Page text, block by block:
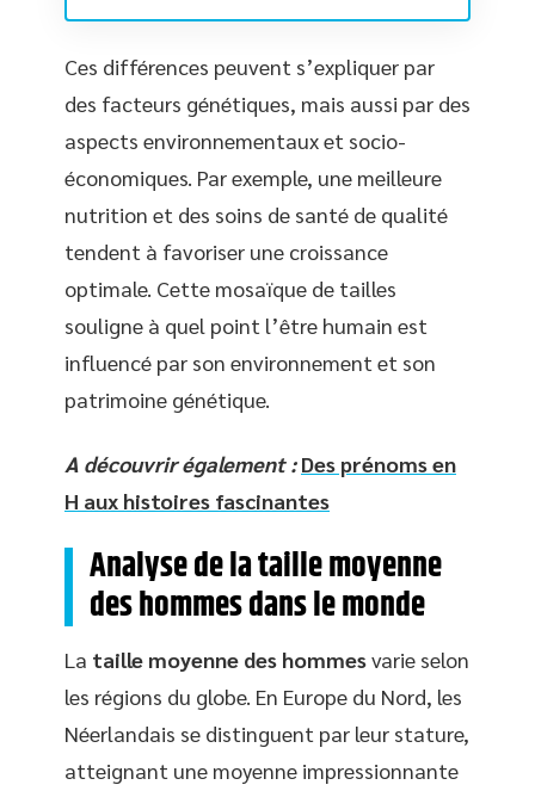
Ces différences peuvent s’expliquer par
des facteurs génétiques, mais aussi par des
aspects environnementaux et socio-
économiques. Par exemple, une meilleure
nutrition et des soins de santé de qualité
tendent à favoriser une croissance
optimale. Cette mosaïque de tailles
souligne à quel point l’être humain est
influencé par son environnement et son
patrimoine génétique.
A découvrir également : Des prénoms en
H aux histoires fascinantes
Analyse de la taille moyenne
des hommes dans le monde
La taille moyenne des hommesvarie selon
les régions du globe. En Europe du Nord, les
Néerlandais se distinguent par leur stature,
atteignant une moyenne impressionnante